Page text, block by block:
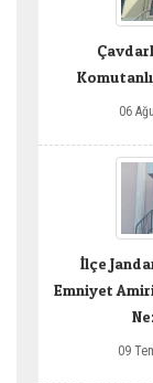
06
İlçe
Emniyet
09